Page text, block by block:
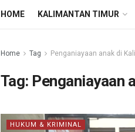
HOME KALIMANTAN TIMUR
Home Tag Penganiayaan anak di
Tag: Penganiayaan
HUKUM & KRIMINAL